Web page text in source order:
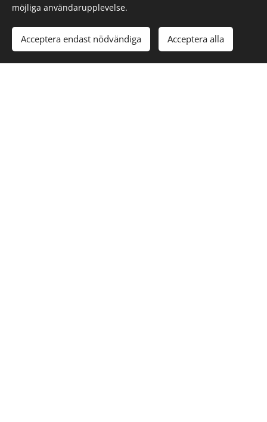
möjliga användarupplevelse.
Acceptera endast nödvändiga Acceptera alla